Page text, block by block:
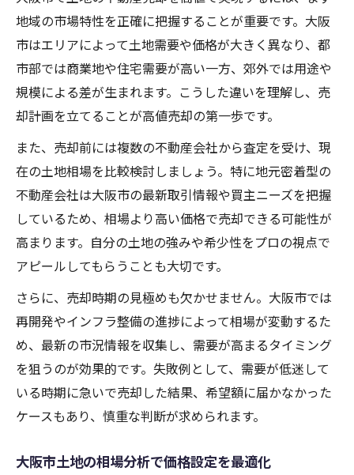
地域の市場特性を正確に把握することが重要です。大阪
市はエリアによって土地需要や価格が大きく異なり、都
市部では商業地や住宅需要が高い一方、郊外では用途や
規模による差が生まれます。こうした違いを理解し、売
却計画を立てることが高値売却の第一歩です。
また、売却前には複数の不動産会社から査定を受け、現
在の土地相場を比較検討しましょう。特に地元密着型の
不動産会社は大阪市の最新取引情報や買主ニーズを把握
しているため、相場より高い価格で売却できる可能性が
高まります。自分の土地の強みや希少性をプロの視点で
アピールしてもらうことも大切です。
さらに、売却時期の見極めも欠かせません。大阪市では
再開発やインフラ整備の進捗によって相場が変動するた
め、最新の市況情報を収集し、需要が高まるタイミング
を狙うのが効果的です。失敗例として、需要が低迷して
いる時期に急いで売却した結果、希望額に届かなかった
ケースもあり、慎重な判断が求められます。
大阪市土地の相場分析で価格設定を最適化